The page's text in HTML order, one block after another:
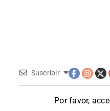
Suscribir
Por favor,